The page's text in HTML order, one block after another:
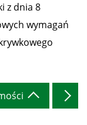
z dnia 8
wymagań